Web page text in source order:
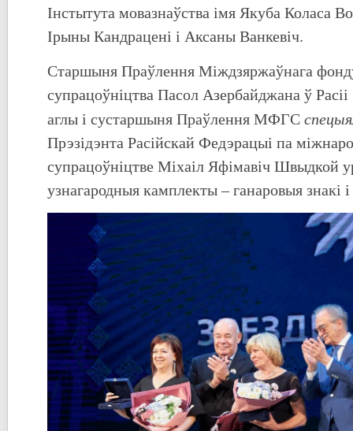
Інстытута мовазнаўства імя Якуба Коласа
Ірыны Кандрацені і Аксаны Ванкевіч.
Старшыня Праўлення Міждзяржаўнага
супрацоўніцтва Пасол Азербайджана ў
аглы і сустаршыня Праўлення МФГС
Прэзідэнта Расійскай Федэрацыі па
супрацоўніцтве Міхаіл Яфімавіч Швыдкой
узнагародныя камплекты – ганаровыя знакі